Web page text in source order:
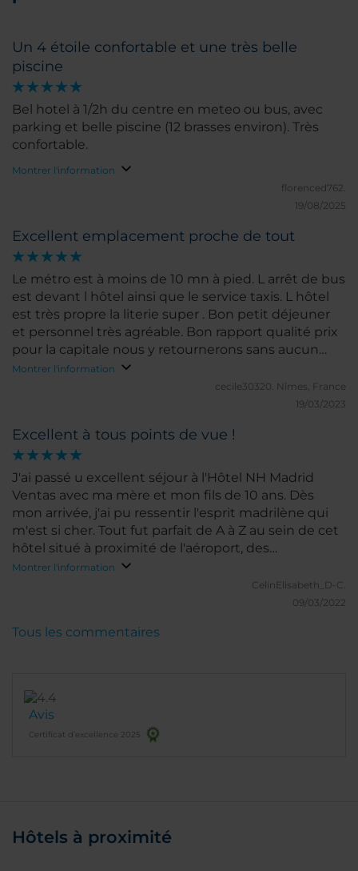
Un 4 étoile confortable et une très belle
piscine
Bel hotel à 1/2h du centre en meteo ou bus, avec
parking et belle piscine (12 brasses environ). Très
confortable.
Montrer l'information
florenced762.
19/08/2025
Excellent emplacement proche de tout
Le métro est à moins de 10 mn à pied. L arrêt de bus
est devant l hôtel ainsi que le service taxis. L hôtel
est très propre la literie super . Bon petit déjeuner
et personnel très agréable. Bon rapport qualité prix
pour la capitale nous y retournerons sans aucun
doute une bonne adresse à connaître.
Montrer l'information
cecile30320. Nîmes, France
19/03/2023
Excellent à tous points de vue !
J'ai passé u excellent séjour à l'Hôtel NH Madrid
Ventas avec ma mère et mon fils de 10 ans. Dès
mon arrivée, j'ai pu ressentir l'esprit madrilène qui
m'est si cher. Tout fut parfait de A à Z au sein de cet
hôtel situé à proximité de l'aéroport, des
monuments historiques et culturels mais pas que.
Pour m'être rendue à Madrid à de nombreuses
reprises et en différentes circonstances, l'Hôtel NH
le mieux à tous points de vue !!!
Montrer l'information
CelinElisabeth_D-C.
09/03/2022
Avis
Certificat d’excellence 2025
Tous les commentaires
Hôtels à proximité